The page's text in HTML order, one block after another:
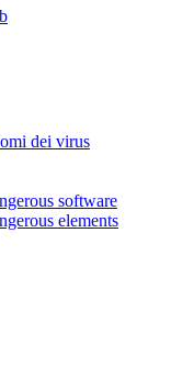
dei virus
software
elements